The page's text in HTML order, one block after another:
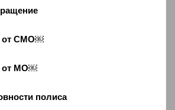
от СМО￼
от МО￼
полиса